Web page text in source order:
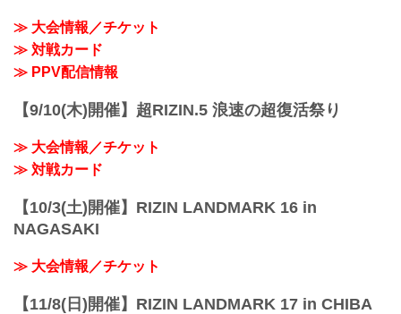
≫ 大会情報／チケット
≫ 対戦カード
≫ PPV配信情報
【9/10(木)開催】超RIZIN.5 浪速の超復活祭り
≫ 大会情報／チケット
≫ 対戦カード
【10/3(土)開催】RIZIN LANDMARK 16 in
NAGASAKI
≫ 大会情報／チケット
【11/8(日)開催】RIZIN LANDMARK 17 in CHIBA